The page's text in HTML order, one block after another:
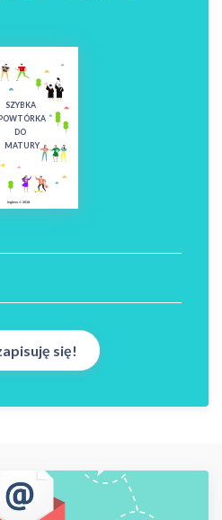
SZYBKA
DO
MATURY
ingless © 2018